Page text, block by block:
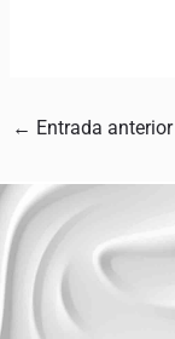
← Entrada anterior